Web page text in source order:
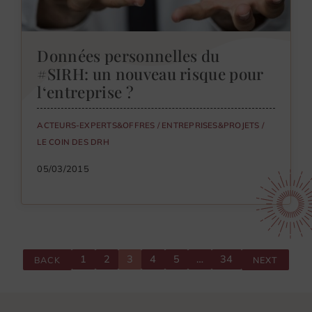
Données personnelles du
#SIRH: un nouveau risque pour
l‘entreprise ?
ACTEURS-EXPERTS&OFFRES / ENTREPRISES&PROJETS /
LE COIN DES DRH
05/03/2015
BACK 1 2 3 4 5 … 34 NEXT